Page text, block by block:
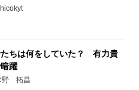
ちは何をしていた？ 有力貴
躍
野 拓昌